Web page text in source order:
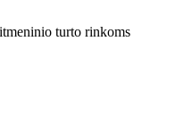
turto rinkoms